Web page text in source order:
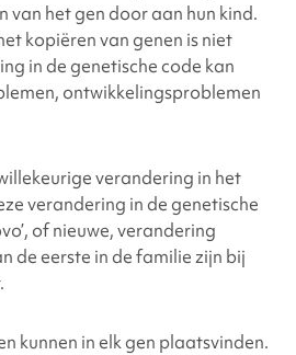
van het gen door aan hun kind.
kopiëren van genen is niet
in de genetische code kan
ontwikkelingsproblemen
verandering in het
verandering in de genetische
of nieuwe, verandering
de eerste in de familie zijn bij
kunnen in elk gen plaatsvinden.